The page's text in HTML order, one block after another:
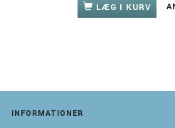
LÆG I KURV
INFORMATIONER